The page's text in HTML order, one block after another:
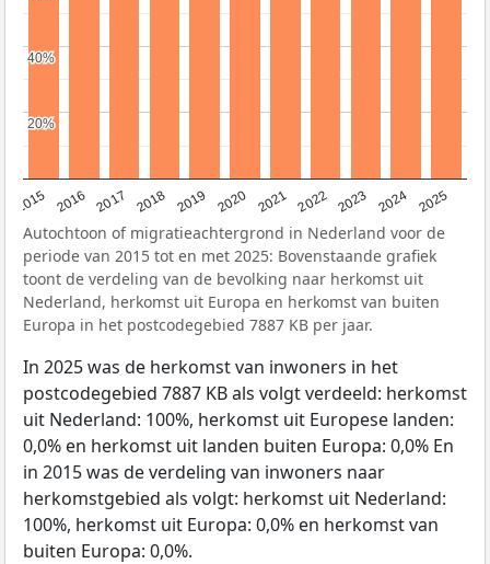
2015 2016 2017 2018 2019 2020 2021 2022 2023 2024 2025
20%
20%
40%
40%
Autochtoon of migratieachtergrond in Nederland voor de
periode van 2015 tot en met 2025: Bovenstaande grafiek
toont de verdeling van de bevolking naar herkomst uit
Nederland, herkomst uit Europa en herkomst van buiten
Europa in het postcodegebied 7887 KB per jaar.
In 2025 was de herkomst van inwoners in het
postcodegebied 7887 KB als volgt verdeeld: herkomst
uit Nederland: 100%, herkomst uit Europese landen:
0,0% en herkomst uit landen buiten Europa: 0,0% En
in 2015 was de verdeling van inwoners naar
herkomstgebied als volgt: herkomst uit Nederland:
100%, herkomst uit Europa: 0,0% en herkomst van
buiten Europa: 0,0%.